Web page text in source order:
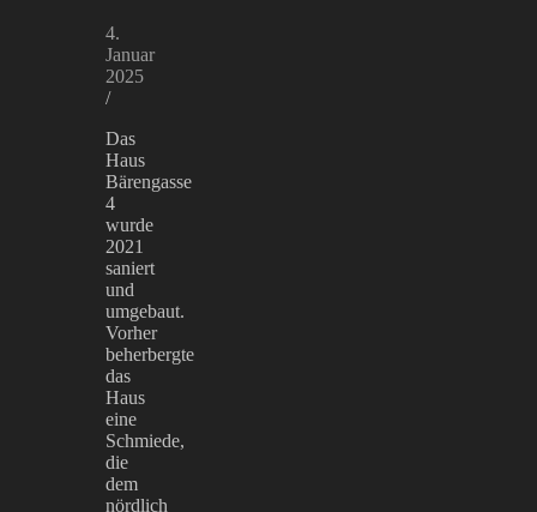
4.
Januar
2025
/
Das
Haus
Bärengasse
4
wurde
2021
saniert
und
umgebaut.
Vorher
beherbergte
das
Haus
eine
Schmiede,
die
dem
nördlich